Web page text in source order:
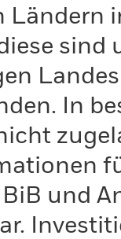
Ländern
sind
In
BiB und